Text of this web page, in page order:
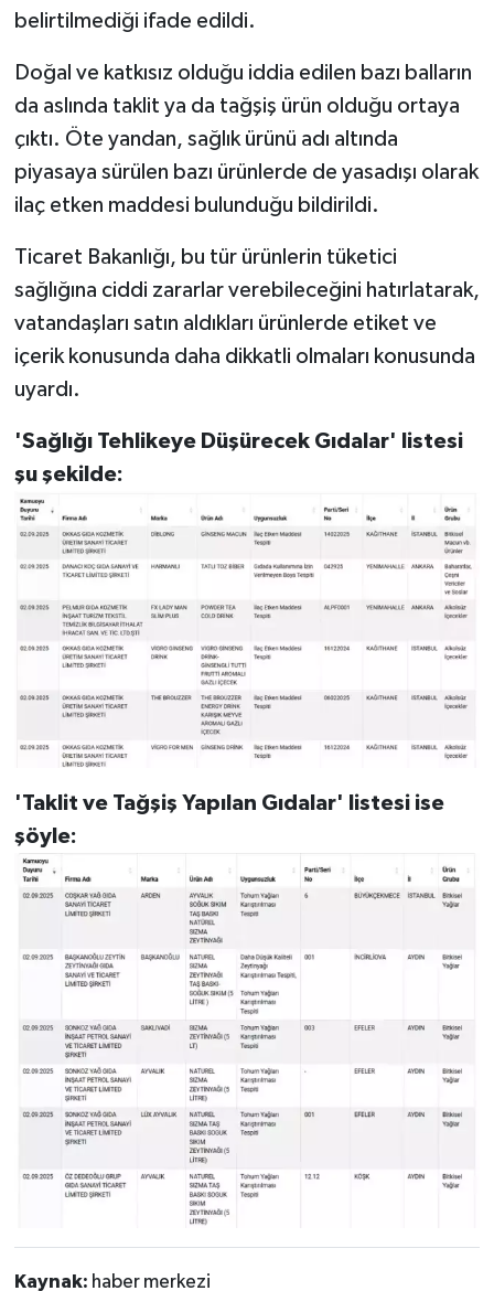
belirtilmediği ifade edildi.
Doğal ve katkısız olduğu iddia edilen bazı balların
da aslında taklit ya da tağşiş ürün olduğu ortaya
çıktı. Öte yandan, sağlık ürünü adı altında
piyasaya sürülen bazı ürünlerde de yasadışı olarak
ilaç etken maddesi bulunduğu bildirildi.
Ticaret Bakanlığı, bu tür ürünlerin tüketici
sağlığına ciddi zararlar verebileceğini hatırlatarak,
vatandaşları satın aldıkları ürünlerde etiket ve
içerik konusunda daha dikkatli olmaları konusunda
uyardı.
'Sağlığı Tehlikeye Düşürecek Gıdalar' listesi
şu şekilde:
'Taklit ve Tağşiş Yapılan Gıdalar' listesi ise
şöyle:
Kaynak: haber merkezi